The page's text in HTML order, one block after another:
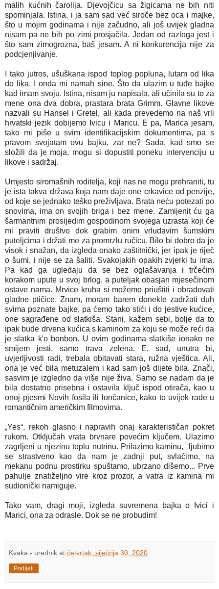
malih kućnih čarolija. Djevojčicu sa žigicama ne bih niti
spominjala. Istina, i ja sam sad već siroče bez oca i majke,
što u mojim godinama i nije začudno, ali još uvijek gladna
nisam pa ne bih po zimi prosjačila. Jedan od razloga jest i
što sam zimogrozna, baš jesam. A ni konkurencija nije za
podcjenjivanje.
I tako jutros, ušuškana ispod toplog popluna, lutam od lika
do lika. I onda mi namah sine. Što da ulazim u tuđe bajke
kad imam svoju. Istina, nisam ju napisala, ali učinila su to za
mene ona dva dobra, prastara brata Grimm. Glavne likove
nazvali su Hansel i Gretel, ali kada prevedemo na naš vrli
hrvatski jezik dobijemo Ivicu i Maricu. E pa, Marica jesam,
tako mi piše u svim identifikacijskim dokumentima, pa s
pravom svojatam ovu bajku, zar ne? Sada, kad smo se
složili da je moja, mogu si dopustiti poneku intervenciju u
likove i sadržaj.
Umjesto siromašnih roditelja, koji nas ne mogu prehraniti, tu
je ista takva država koja nam daje one crkavice od penzije,
od koje se jednako teško preživljava. Brata neću potezati po
snovima, ima on svojih briga i bez mene. Zamijenit ću ga
šarmantnim prosijedim gospodinom svojega uzrasta koji će
mi praviti društvo dok grabim onim vrludavim šumskim
puteljcima i držati me za promrzlu ručicu. Bilo bi dobro da je
visok i snažan, da izgleda onako zaštitnički, jer ipak je riječ
o šumi, i nije se za šaliti. Svakojakih opakih zvjerki tu ima.
Pa kad ga ugledaju da se bez oglašavanja i trčećim
korakom upute u svoj brlog, a puteljak obasjan mjesečinom
ostave nama. Mrvice kruha si možemo priuštiti i obradovati
gladne ptičice. Znam, moram barem donekle zadržati duh
svima poznate bajke, pa ćemo tako stići i do jestive kućice,
one sagrađene od slatkiša. Stani, kažem sebi, bolje da to
ipak bude drvena kućica s kaminom za koju se može reći da
je slatka k'o bonbon. U ovim godinama slatkiše ionako ne
smijem jesti, samo trava zelena. E, sad, unutra bi,
uvjerljivosti radi, trebala obitavati stara, ružna vještica. Ali,
ona je već bila metuzalem i kad sam još dijete bila. Znači,
sasvim je izgledno da više nije živa. Samo se nadam da je
bila dostatno prisebna i ostavila ključ ispod otirača, kao u
onoj pjesmi Novih fosila ili lončanice, kako to uvijek rade u
romantičnim američkim filmovima.
„Yes“, rekoh glasno i napravih onaj karakterističan pokret
rukom. Otključah vrata brvnare povećim ključem. Ulazimo
zagrljeni u njezinu toplu nutrinu. Prilazimo kaminu, ljubimo
se strastveno kao da nam je zadnji put, svlačimo, na
mekanu podnu prostirku spuštamo, ubrzano dišemo... Prve
pahulje znatiželjno vire kroz prozor, a vatra iz kamina mi
sudionički namiguje.
Tako vam, dragi moji, izgleda suvremena bajka o Ivici i
Marici, ona za odrasle. Dok se ne probudim!
Kvaka - urednik at četvrtak, siječnja 30, 2020
Podijeli